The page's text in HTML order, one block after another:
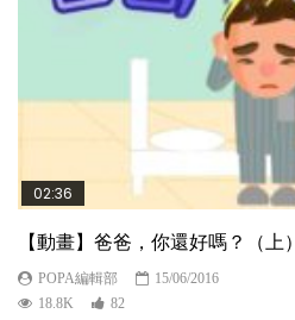
02:36
【動畫】爸爸，你還好嗎？（上）
POPA編輯部
15/06/2016
18.8K
82